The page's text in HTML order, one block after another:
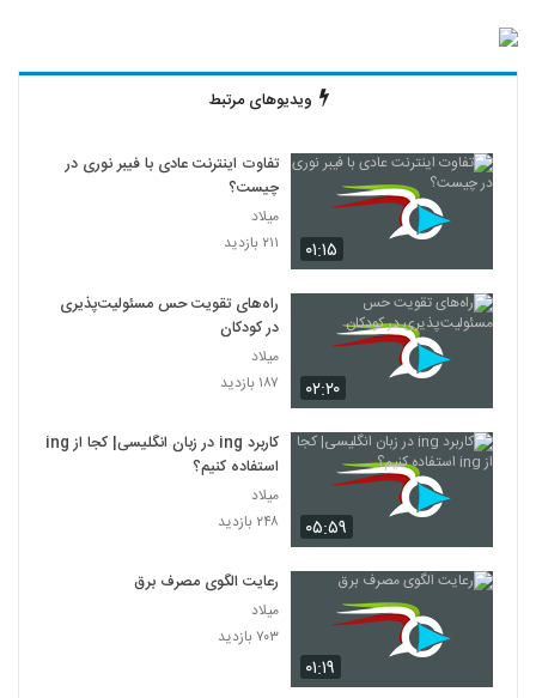
ویدیوهای مرتبط
۰۱:۱۵
تفاوت اینترنت عادی با فیبر نوری در
چیست؟
میلاد
۲۱۱ بازدید
۰۲:۲۰
راه‌های تقویت حس مسئولیت‌پذیری
در کودکان
میلاد
۱۸۷ بازدید
۰۵:۵۹
کاربرد ing در زبان انگلیسی| کجا از ing
استفاده کنیم؟
میلاد
۲۴۸ بازدید
۰۱:۱۹
رعایت الگوی مصرف برق
میلاد
۷۰۳ بازدید